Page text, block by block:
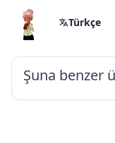
Türkçe
Şuna benzer